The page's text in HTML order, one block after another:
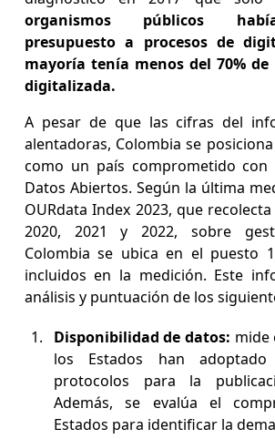
organismos públicos
presupuesto a procesos de
mayoría tenía menos del 70%
digitalizada.
A pesar de que las cifras del
alentadoras, Colombia se
como un país comprometido con
Datos Abiertos. Según la última
OURdata Index 2023, que
2020, 2021 y 2022, sobre
Colombia se ubica en el puesto
incluidos en la medición. Este
análisis y puntuación de los
Disponibilidad de datos: mide
los Estados han adoptado
protocolos para la
Además, se evalúa el
Estados para identificar la